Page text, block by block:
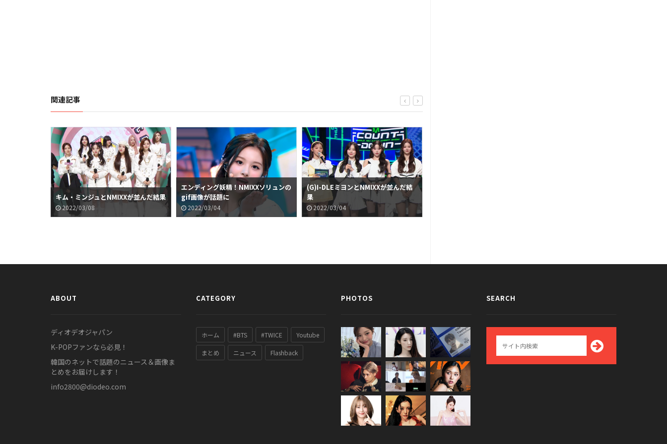
関連記事
キム・ミンジュとNMIXXが並んだ結果
2022/03/08
エンディング妖精！NMIXXソリュンの
gif画像が話題に
2022/03/04
(G)I-DLEミヨンとNMIXXが並んだ結
果
2022/03/04
ABOUT
ディオデオジャパン
K-POPファンなら必見！
韓国のネットで話題のニュース＆画像ま
とめをお届けします！
info2800@diodeo.com
CATEGORY
ホーム #BTS #TWICE Youtube
まとめ ニュース Flashback
PHOTOS SEARCH